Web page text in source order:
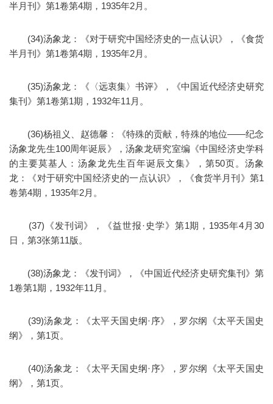
半月刊》第1卷第4期，1935年2月。
(34)汤象龙：《对于研究中国经济史的一点认识》，《食货
半月刊》第1卷第4期，1935年2月。
(35)汤象龙：《〈远衷集〉书评》，《中国近代经济史研究
集刊》第1卷第1期，1932年11月。
(36)杨祖义、赵德馨：《特殊的贡献，特殊的地位——纪念
汤象龙先生100周年诞辰》，汤象龙研究室编《中国经济史学科
的主要莫基人：汤象龙先生百年诞辰文集》，第50页。汤象
龙：《对于研究中国经济史的一点认识》，《食货半月刊》第1
卷第4期，1935年2月。
(37)《发刊词》，《益世报·史学》第1期，1935年4月30
日，第3张第11版。
(38)汤象龙：《发刊词》，《中国近代经济史研究集刊》第
1卷第1期，1932年11月。
(39)汤象龙：《太平天国史纲·序》，罗尔纲《太平天国史
纲》，第1页。
(40)汤象龙：《太平天国史纲·序》，罗尔纲《太平天国史
纲》，第1页。